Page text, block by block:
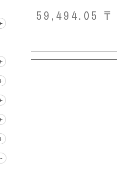
59,494.05 ₸